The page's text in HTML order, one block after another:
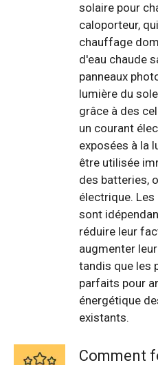
solaire pour
caloporteur,
chauffage
d'eau chaude
panneaux
lumière du
grâce à des
un courant
exposées à la
être utilisée
des batteries,
électrique.
sont
réduire leur
augmenter
tandis que les
parfaits pour
énergétique
existants.
Comment